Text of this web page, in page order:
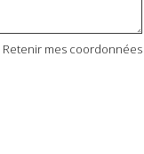
Retenir mes coordonnées